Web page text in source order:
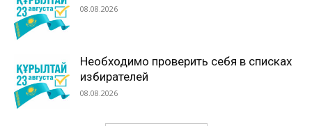
08.08.2026
Необходимо проверить себя в списках
избирателей
08.08.2026